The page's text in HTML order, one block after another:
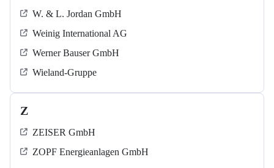
W. & L. Jordan GmbH
Weinig International AG
Werner Bauser GmbH
Wieland-Gruppe
Z
ZEISER GmbH
ZOPF Energieanlagen GmbH